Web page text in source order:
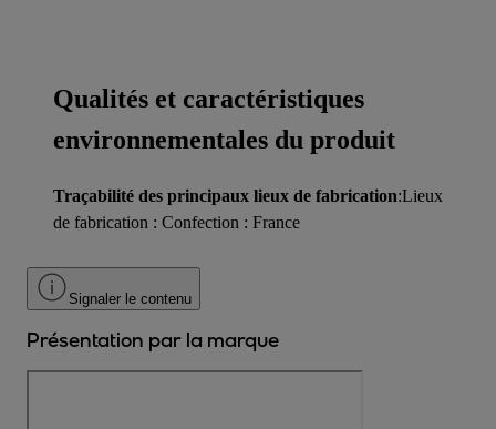
Qualités et caractéristiques
environnementales du produit
Traçabilité des principaux lieux de fabrication:Lieux
de fabrication : Confection : France
Signaler le contenu
Présentation par la marque